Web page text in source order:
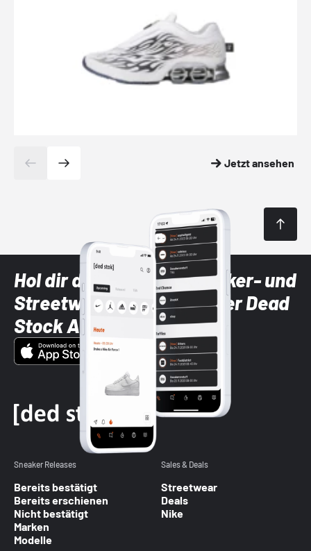
Jetzt ansehen
Hol dir die neuesten Sneaker- und
Streetwear-Brands mit der Dead
Stock App
Sneaker Releases
Bereits bestätigt
Bereits erschienen
Nicht bestätigt
Marken
Modelle
Sales & Deals
Streetwear
Deals
Nike